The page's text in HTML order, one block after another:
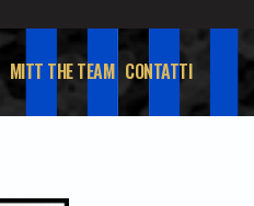
MITT THE TEAM CONTATTI